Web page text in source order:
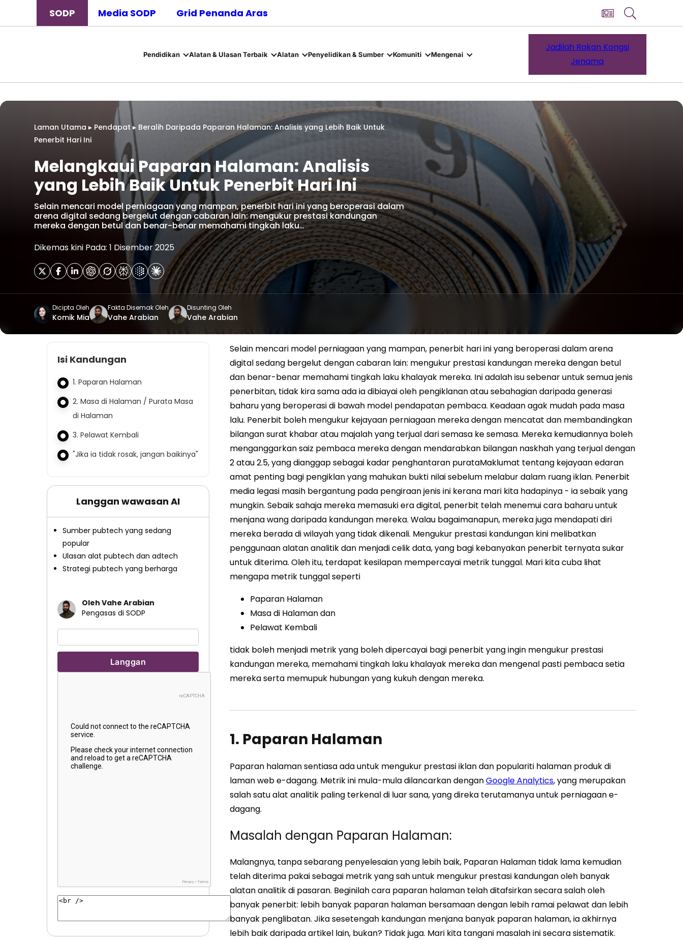
SODP Media SODP Grid Penanda Aras
Pendidikan Alatan & Ulasan Terbaik Alatan Penyelidikan & Sumber Komuniti Mengenai
Jadilah Rakan Kongsi
Jenama
Laman Utama ▸ Pendapat▸ Beralih Daripada Paparan Halaman: Analisis yang Lebih Baik Untuk
Penerbit Hari Ini
Melangkaui Paparan Halaman: Analisis
yang Lebih Baik Untuk Penerbit Hari Ini
Selain mencari model perniagaan yang mampan, penerbit hari ini yang beroperasi dalam
arena digital sedang bergelut dengan cabaran lain: mengukur prestasi kandungan
mereka dengan betul dan benar-benar memahami tingkah laku…
Dikemas kini Pada: 1 Disember 2025
Dicipta Oleh
Komik Mia
Fakta Disemak Oleh
Vahe Arabian
Disunting Oleh
Vahe Arabian
Isi Kandungan
1. Paparan Halaman
2. Masa di Halaman / Purata Masa
di Halaman
3. Pelawat Kembali
"Jika ia tidak rosak, jangan baikinya"
Langgan wawasan AI
Sumber pubtech yang sedang
popular
Ulasan alat pubtech dan adtech
Strategi pubtech yang berharga
Oleh Vahe Arabian
Pengasas di SODP
Selain mencari model perniagaan yang mampan, penerbit hari ini yang beroperasi dalam arena
digital sedang bergelut dengan cabaran lain: mengukur prestasi kandungan mereka dengan betul
dan benar-benar memahami tingkah laku khalayak mereka. Ini adalah isu sebenar untuk semua jenis
penerbitan, tidak kira sama ada ia dibiayai oleh pengiklanan atau sebahagian daripada generasi
baharu yang beroperasi di bawah model pendapatan pembaca. Keadaan agak mudah pada masa
lalu. Penerbit boleh mengukur kejayaan perniagaan mereka dengan mencatat dan membandingkan
bilangan surat khabar atau majalah yang terjual dari semasa ke semasa. Mereka kemudiannya boleh
menganggarkan saiz pembaca mereka dengan mendarabkan bilangan naskhah yang terjual dengan
2 atau 2.5, yang dianggap sebagai kadar penghantaran purataMaklumat tentang kejayaan edaran
amat penting bagi pengiklan yang mahukan bukti nilai sebelum melabur dalam ruang iklan. Penerbit
media legasi masih bergantung pada pengiraan jenis ini kerana mari kita hadapinya - ia sebaik yang
mungkin. Sebaik sahaja mereka memasuki era digital, penerbit telah menemui cara baharu untuk
menjana wang daripada kandungan mereka. Walau bagaimanapun, mereka juga mendapati diri
mereka berada di wilayah yang tidak dikenali. Mengukur prestasi kandungan kini melibatkan
penggunaan alatan analitik dan menjadi celik data, yang bagi kebanyakan penerbit ternyata sukar
untuk diterima. Oleh itu, terdapat kesilapan mempercayai metrik tunggal. Mari kita cuba lihat
mengapa metrik tunggal seperti
Paparan Halaman
Masa di Halaman dan
Pelawat Kembali
tidak boleh menjadi metrik yang boleh dipercayai bagi penerbit yang ingin mengukur prestasi
kandungan mereka, memahami tingkah laku khalayak mereka dan mengenal pasti pembaca setia
mereka serta memupuk hubungan yang kukuh dengan mereka.
1. Paparan Halaman
Paparan halaman sentiasa ada untuk mengukur prestasi iklan dan populariti halaman produk di
laman web e-dagang. Metrik ini mula-mula dilancarkan denganGoogle Analytics, yang merupakan
salah satu alat analitik paling terkenal di luar sana, yang direka terutamanya untuk perniagaan e-
dagang.
Masalah dengan Paparan Halaman:
Malangnya, tanpa sebarang penyelesaian yang lebih baik, Paparan Halaman tidak lama kemudian
telah diterima pakai sebagai metrik yang sah untuk mengukur prestasi kandungan oleh banyak
alatan analitik di pasaran. Beginilah cara paparan halaman telah ditafsirkan secara salah oleh
banyak penerbit: lebih banyak paparan halaman bersamaan dengan lebih ramai pelawat dan lebih
banyak penglibatan. Jika sesetengah kandungan menjana banyak paparan halaman, ia akhirnya
lebih baik daripada artikel lain, bukan? Tidak juga. Mari kita tangani masalah ini secara sistematik.